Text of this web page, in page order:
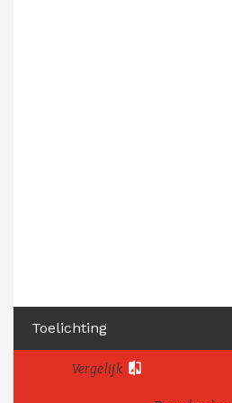
Toelichting
Vergelijk